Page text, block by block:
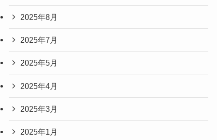
2025年8月
2025年7月
2025年5月
2025年4月
2025年3月
2025年1月